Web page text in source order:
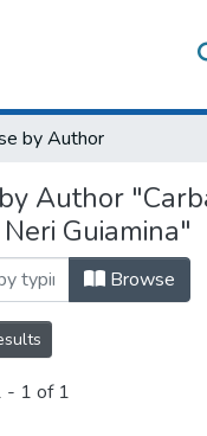
by Author
Author
Guiamina"
Browse
- 1 of 1